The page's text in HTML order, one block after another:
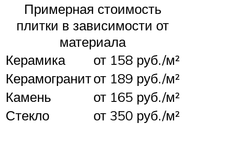
Примерная стоимость
плитки в зависимости от
материала
Керамика
от 158 руб./м²
Керамогранитот 189 руб./м²
Камень
от 165 руб./м²
Стекло
от 350 руб./м²